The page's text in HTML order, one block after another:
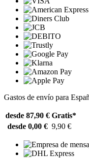
Gastos de envío para
desde 87,90 € Gratis*
desde 0,00 € 9,90 €